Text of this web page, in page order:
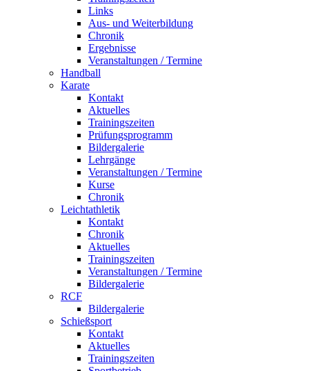
Links
Aus- und Weiterbildung
Chronik
Ergebnisse
Veranstaltungen / Termine
Handball
Karate
Kontakt
Aktuelles
Trainingszeiten
Prüfungsprogramm
Bildergalerie
Lehrgänge
Veranstaltungen / Termine
Kurse
Chronik
Leichtathletik
Kontakt
Chronik
Aktuelles
Trainingszeiten
Veranstaltungen / Termine
Bildergalerie
RCF
Bildergalerie
Schießsport
Kontakt
Aktuelles
Trainingszeiten